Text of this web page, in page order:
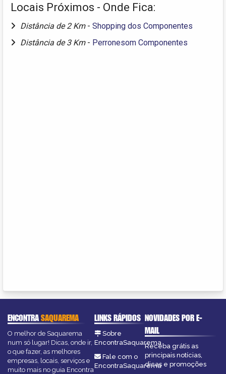
Locais Próximos - Onde Fica:
Distância de 2 Km - Shopping dos Componentes
Distância de 3 Km - Perronesom Componentes
ENCONTRASAQUAREMA
O melhor de Saquarema
num só lugar! Dicas, onde ir,
o que fazer, as melhores
empresas, locais, serviços e
muito mais no guia Encontra
LINKS RÁPIDOS
Sobre
EncontraSaquarema
Fale com o
EncontraSaquarema
NOVIDADES POR E-
MAIL
Receba grátis as
principais notícias,
dicas e promoções